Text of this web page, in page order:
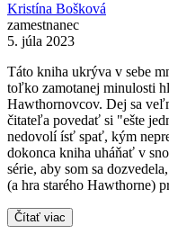
Kristína Bošková
zamestnanec
5. júla 2023
Táto kniha ukrýva v sebe
toľko zamotanej minulosti
Hawthornovcov. Dej sa
čitateľa povedať si "ešte
nedovolí ísť spať, kým
dokonca kniha uháňať v
série, aby som sa
(a hra starého Hawthorne)
Čítať viac